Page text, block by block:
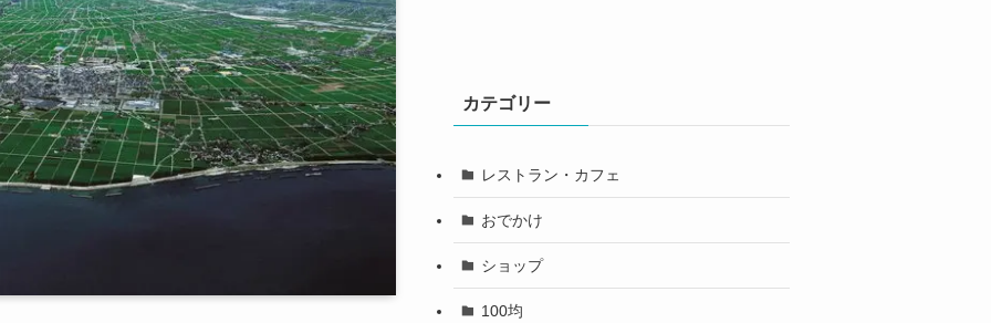
カテゴリー
レストラン・カフェ
おでかけ
ショップ
100均